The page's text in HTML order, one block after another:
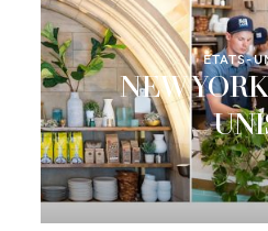
ETATS-
NEW